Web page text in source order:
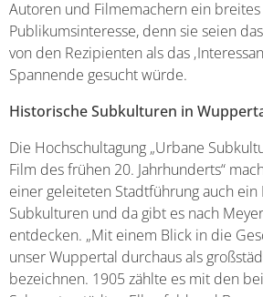
Autoren und Filmemachern ein breites
Publikumsinteresse, denn sie seien das
von den Rezipienten als das
Spannende gesucht würde.
Historische Subkulturen in
Die Hochschultagung „Urbane
Film des frühen 20. Jahrhunderts“
einer geleiteten Stadtführung auch
Subkulturen und da gibt es nach
entdecken. „Mit einem Blick in die
unser Wuppertal durchaus als
bezeichnen. 1905 zählte es mit den